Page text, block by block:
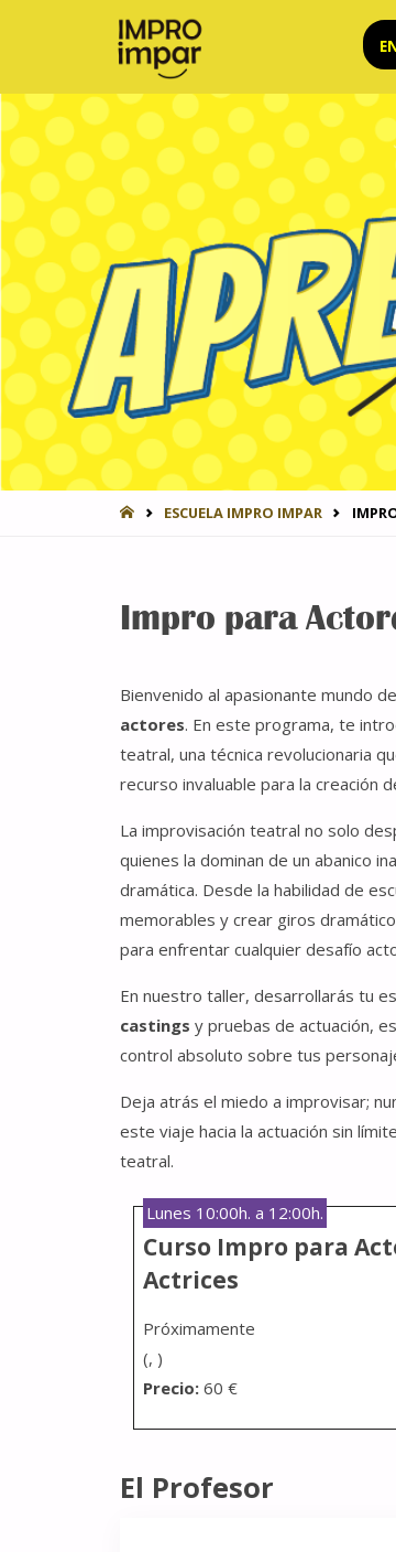
INICIOESCUELA IMPRO IMPAR
Impro para
Bienvenido al apasionante mundo
actores. En este programa, te
teatral, una técnica revolucionaria
recurso invaluable para la creación
La improvisación teatral no solo
quienes la dominan de un abanico
dramática. Desde la habilidad de
memorables y crear giros
para enfrentar cualquier desafío
En nuestro taller, desarrollarás tu
castings y pruebas de actuación,
control absoluto sobre tus
Deja atrás el miedo a improvisar;
este viaje hacia la actuación sin
teatral.
Curso Impro para
Actrices
Lunes 10:00h. a 12:00h.
Próximamente
(, )
Precio:60 €
El Profesor